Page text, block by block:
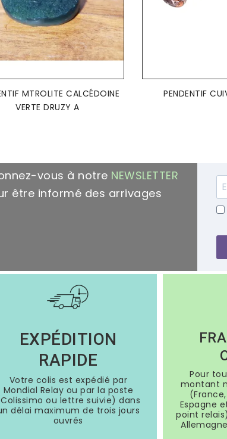
AJOUTER AU PANIER
MTROLITE CALCÉDOINE
VERTE DRUZY A
PENDENTIF
vous à notre NEWSLETTER
être informé des arrivages
EXPÉDITION
RAPIDE
Votre colis est expédié par
Mondial Relay ou par la poste
ou lettre suivie) dans
délai maximum de trois jours
ouvrés
Pour
montant
Espagne
point